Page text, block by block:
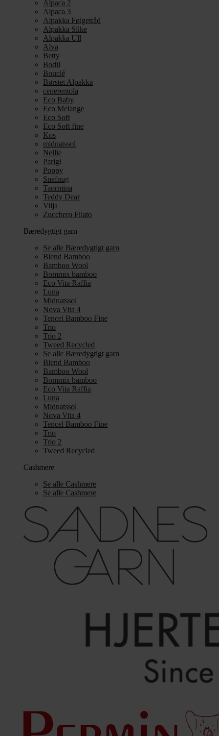
Alpaca 2
Alpaca 3
Alpakka Følgetråd
Alpakka Silke
Alpakka Ull
Alva
Betty
Bodil
Bouclé
Børstet Alpakka
cenerentola
Eco Baby
Eco Melange
Eco Soft
Eco Soft fine
Kos
midnatssol
Nellie
Parigi
Poppy
Snefnug
Taormina
Teddy Dear
Vilja
Zucchero Filato
Bæredygtigt garn
Se alle Bæredygtigt garn
Blend Bamboo
Bamboo Wool
Bommix bamboo
Eco Vita Raffia
Luna
Midnatssol
Nova Vita 4
Tencel Bamboo Fine
Trio
Trio 2
Tweed Recycled
Se alle Bæredygtigt garn
Blend Bamboo
Bamboo Wool
Bommix bamboo
Eco Vita Raffia
Luna
Midnatssol
Nova Vita 4
Tencel Bamboo Fine
Trio
Trio 2
Tweed Recycled
Cashmere
Se alle Cashmere
Se alle Cashmere